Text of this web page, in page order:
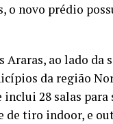
o novo prédio
ao lado da
da região
inclui 28 salas
tiro indoor, e